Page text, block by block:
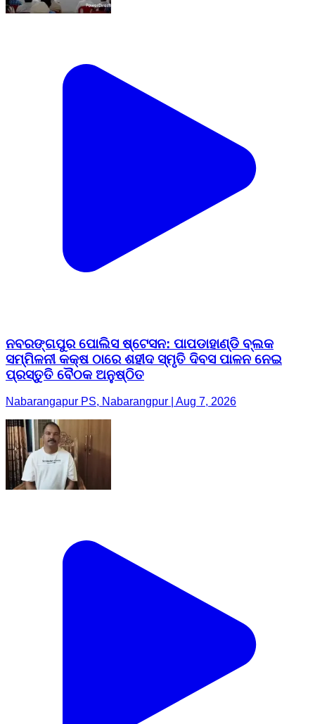
ନବରଙ୍ଗପୁର ପୋଲିସ ଷ୍ଟେସନ: ପାପଡାହାଣ୍ଡି ବ୍ଲକ
ସମ୍ମିଳନୀ କକ୍ଷ ଠାରେ ଶହୀଦ ସ୍ମୃତି ଦିବସ ପାଳନ ନେଇ
ପ୍ରସ୍ତୁତି ବୈଠକ ଅନୁଷ୍ଠିତ
Nabarangapur PS, Nabarangpur | Aug 7, 2026